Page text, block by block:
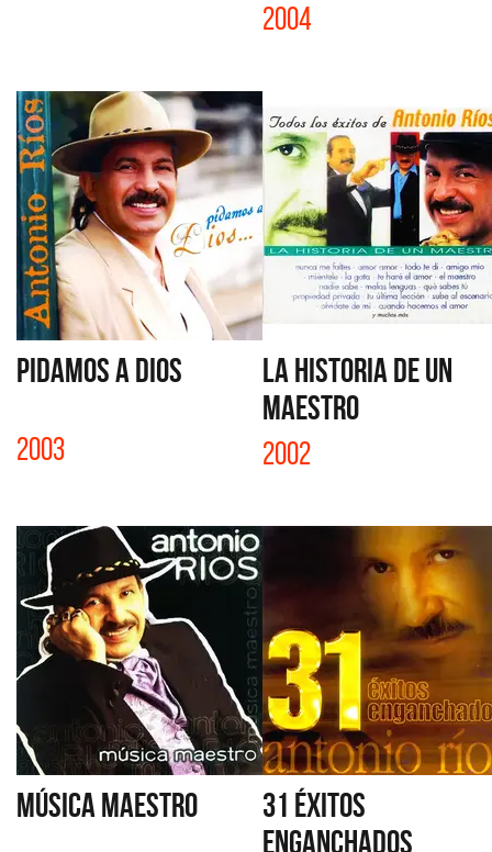
2004
PIDAMOS A DIOS
2003
LA HISTORIA DE UN
MAESTRO
2002
MÚSICA MAESTRO
31 ÉXITOS
ENGANCHADOS